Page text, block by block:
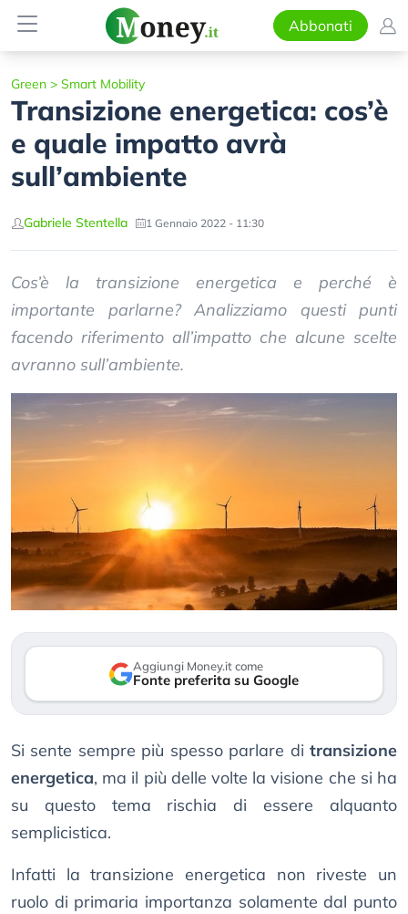
Abbonati
Green > Smart Mobility
Transizione energetica: cos’è
e quale impatto avrà
sull’ambiente
Gabriele Stentella 1 Gennaio 2022 - 11:30
Cos’è la transizione energetica e perché è
importante parlarne? Analizziamo questi punti
facendo riferimento all’impatto che alcune scelte
avranno sull’ambiente.
Aggiungi Money.it come
Fonte preferita su Google
Si sente sempre più spesso parlare di transizione
energetica, ma il più delle volte la visione che si ha
su questo tema rischia di essere alquanto
semplicistica.
Infatti la transizione energetica non riveste un
ruolo di primaria importanza solamente dal punto